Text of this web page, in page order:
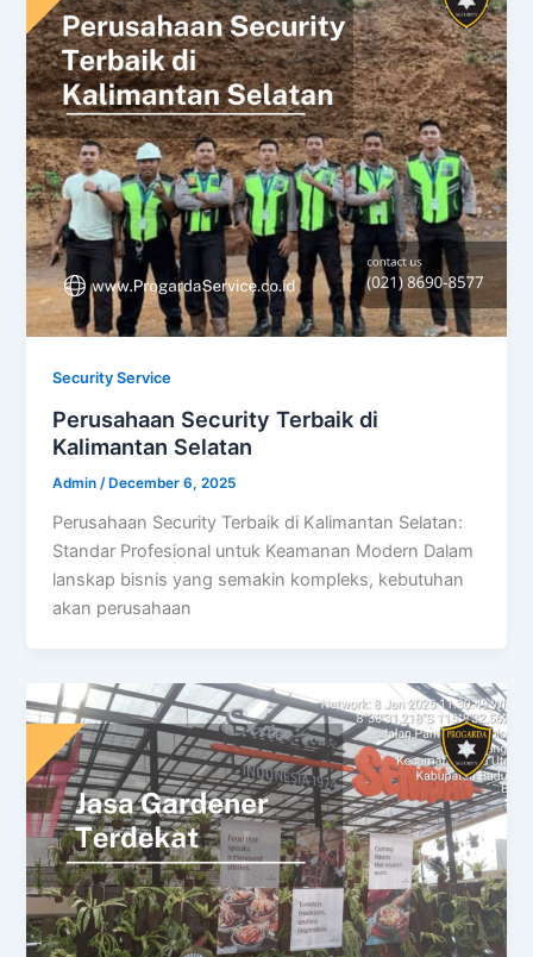
Security Service
Perusahaan Security Terbaik di
Kalimantan Selatan
Admin/ December 6, 2025
Perusahaan Security Terbaik di Kalimantan Selatan:
Standar Profesional untuk Keamanan Modern Dalam
lanskap bisnis yang semakin kompleks, kebutuhan
akan perusahaan